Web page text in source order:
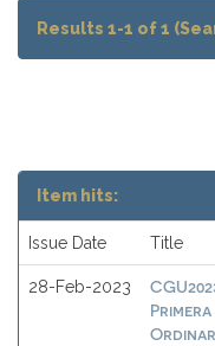
Results 1-1 of 1
Item hits:
Issue Date Title
28-Feb-2023
Primera